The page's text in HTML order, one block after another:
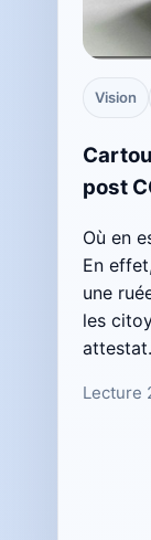
Vision
post
Où en
En
une
les
Lecture